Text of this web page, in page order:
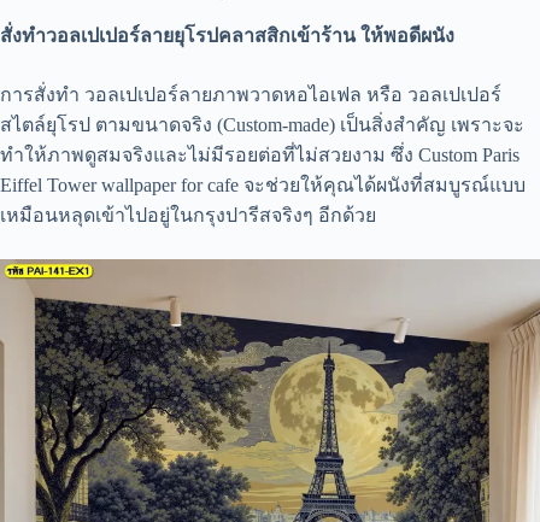
สั่งทำวอลเปเปอร์ลายยุโรปคลาสสิกเข้าร้าน ให้พอดีผนัง
การสั่งทำ วอลเปเปอร์ลายภาพวาดหอไอเฟล หรือ วอลเปเปอร์
สไตล์ยุโรป ตามขนาดจริง (Custom-made) เป็นสิ่งสำคัญ เพราะจะ
ทำให้ภาพดูสมจริงและไม่มีรอยต่อที่ไม่สวยงาม ซึ่ง Custom Paris
Eiffel Tower wallpaper for cafe จะช่วยให้คุณได้ผนังที่สมบูรณ์แบบ
เหมือนหลุดเข้าไปอยู่ในกรุงปารีสจริงๆ อีกด้วย